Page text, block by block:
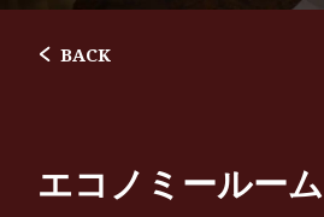
BACK
エコノミールーム